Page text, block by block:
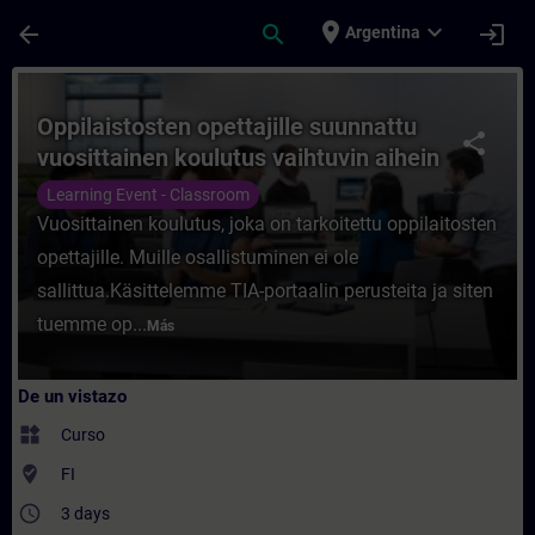
arrow_back search place Argentina expand_more login
Curso - Oppilaistosten opettajille
share
Oppilaistosten opettajille suunnattu
vuosittainen koulutus vaihtuvin aihein
Learning Event - Classroom
Vuosittainen koulutus, joka on tarkoitettu oppilaitosten
opettajille. Muille osallistuminen ei ole
sallittua.Käsittelemme TIA-portaalin perusteita ja siten
tuemme op... Más
De un vistazo
widgets Curso
where_to_vote FI
access_time 3 days